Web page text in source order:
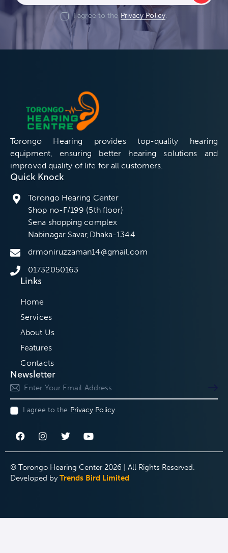
I agree to the Privacy Policy.
Torongo Hearing provides top-quality hearing
equipment, ensuring better hearing solutions and
improved quality of life for all customers.
Quick Knock
Torongo Hearing Center
Shop no-F/199 (5th floor)
Sena shopping complex
Nabinagar Savar,Dhaka-1344
drmoniruzzaman14@gmail.com
01732050163
Links
Home
Services
About Us
Features
Contacts
Newsletter
I agree to the Privacy Policy.
© Torongo Hearing Center 2026 | All Rights Reserved.
Developed byTrends Bird Limited